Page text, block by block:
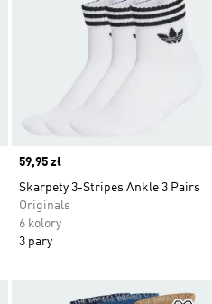
Price
59,95 zł
Skarpety 3-Stripes Ankle 3 Pairs
Originals
6 kolory
3 pary